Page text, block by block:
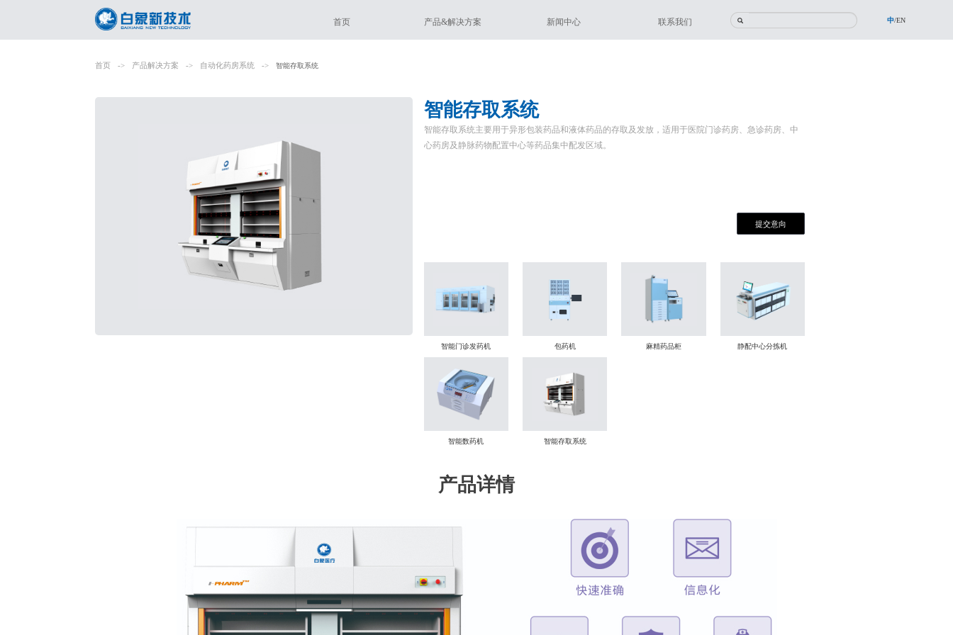
首页 产品&解决方案 新闻中心 联系我们 中/EN
首页 -> 产品解决方案 -> 自动化药房系统 -> 智能存取系统
智能存取系统
智能存取系统主要用于异形包装药品和液体药品的存取及发放，适用于医院门诊药房、急诊药房、中
心药房及静脉药物配置中心等药品集中配发区域。
提交意向
智能门诊发药机 包药机 麻精药品柜 静配中心分拣机
智能数药机 智能存取系统
产品详情